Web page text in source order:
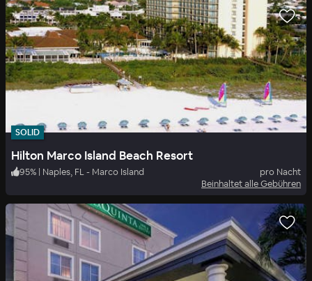
SOLID
Hilton Marco Island Beach Resort
95% | Naples, FL - Marco Island
pro Nacht
Beinhaltet alle Gebühren